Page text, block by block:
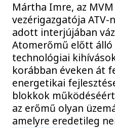
Mártha Imre, az
vezérigazgatója ATV-
adott interjújában
Atomerőmű előtt álló
technológiai
korábban éveken át
energetikai
blokkok
az erőmű olyan
amelyre eredetileg